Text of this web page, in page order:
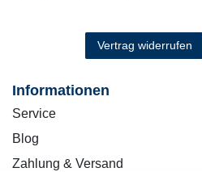
Vertrag widerrufen
Informationen
Service
Blog
Zahlung & Versand